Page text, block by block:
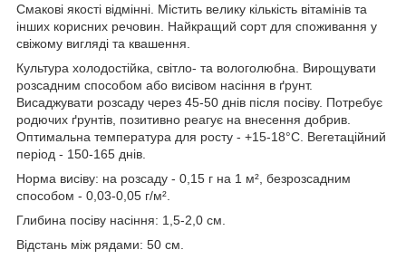
Смакові якості відмінні. Містить велику кількість вітамінів та
інших корисних речовин. Найкращий сорт для споживання у
свіжому вигляді та квашення.
Культура холодостійка, світло- та вологолюбна. Вирощувати
розсадним способом або висівом насіння в ґрунт.
Висаджувати розсаду через 45-50 днів після посіву. Потребує
родючих ґрунтів, позитивно реагує на внесення добрив.
Оптимальна температура для росту - +15-18°С. Вегетаційний
період - 150-165 днів.
Норма висіву: на розсаду - 0,15 г на 1 м², безрозсадним
способом - 0,03-0,05 г/м².
Глибина посіву насіння: 1,5-2,0 см.
Відстань між рядами: 50 см.